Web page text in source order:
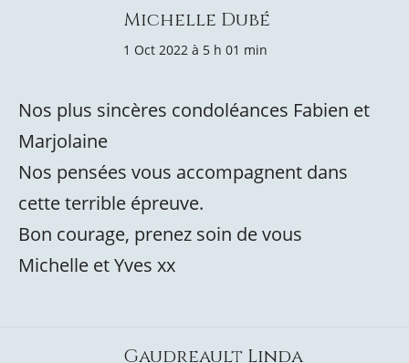
Michelle Dubé
1 Oct 2022 à 5 h 01 min
Nos plus sincères condoléances Fabien et
Marjolaine
Nos pensées vous accompagnent dans
cette terrible épreuve.
Bon courage, prenez soin de vous
Michelle et Yves xx
Gaudreault Linda